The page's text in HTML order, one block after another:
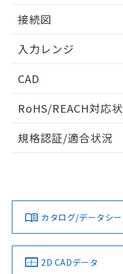
接続図
入力レンジ
CAD
ドすることができます
ログ
ダウンロードデータをご利
みください。
ソフトウェアの使用条件
RoHS/REACH対応
EU RoHS 注意事項・
対応済み
中国 RoHS 注意事項・
規格認証/適合状況
LR型式承認
（イギリス
船舶規格）
DNV型式
（ノルウ
カタログ/データシ
2D CADデータ